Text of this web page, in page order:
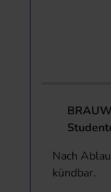
Nach
kündbar.